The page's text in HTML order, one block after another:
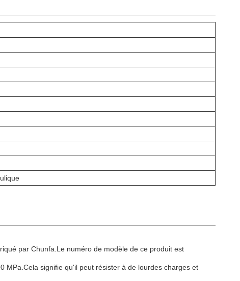
par Chunfa.Le numéro de modèle de ce produit est
MPa.Cela signifie qu'il peut résister à de lourdes charges et